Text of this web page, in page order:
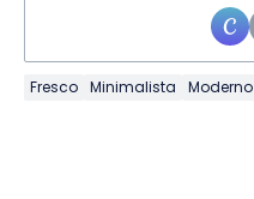
Fresco Minimalista Moderno